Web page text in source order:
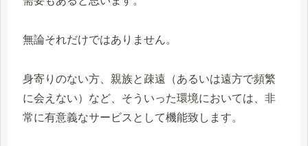
無論それだけではありません。
身寄りのない方、親族と疎遠（あるいは遠方で頻繁
に会えない）など、そういった環境においては、非
常に有意義なサービスとして機能致します。